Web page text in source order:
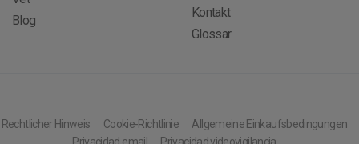
Blog
Kontakt
Glossar
Rechtlicher Hinweis Cookie-Richtlinie
Allgemeine Einkaufsbedingungen